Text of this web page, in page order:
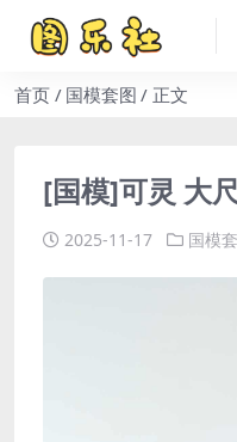
首页 国模套图 正文
[国模]可灵 大
2025-11-17 国模